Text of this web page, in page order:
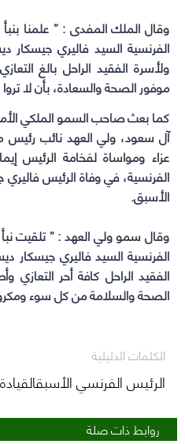
وقال الملك المفدى : ” علمنا
الفرنسية السيد فاليري جيسكار
ولأسرة الفقيد الراحل بالغ
موفور الصحة والسعادة، بأن لا
كما بعثصاحب السمو الملكي
آل سعود، ولي العهد نائب رئيس
عزاء ومواساة لفخامة الرئيس
الفرنسية، في وفاة الرئيس
الأسبق.
وقال سمو ولي العهد : ” تلقيت
الفرنسية السيد فاليري جيسكار
الفقيد الراحل كافة أحر التعازي
الصحة والسلامة من كل سوء
الكلمات الدليلية
الرئيس الفرنسي
روابط ذات صلة